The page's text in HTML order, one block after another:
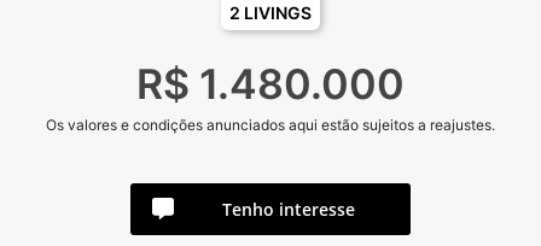
2 LIVINGS
R$ 1.480.000
Os valores e condições anunciados aqui estão sujeitos a reajustes.
Tenho interesse